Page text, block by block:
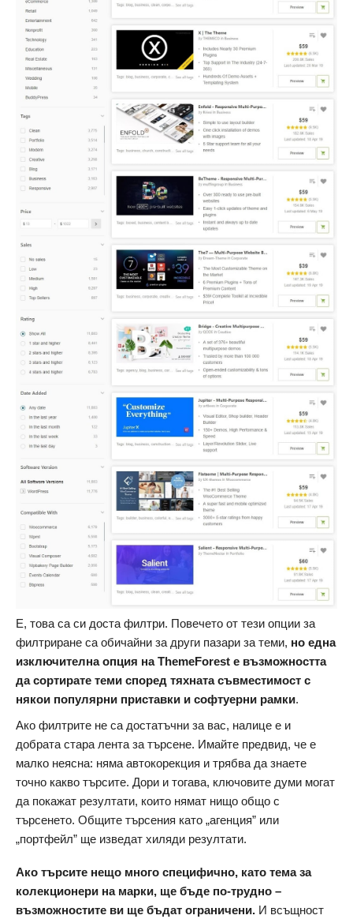
Е, това са си доста филтри. Повечето от тези опции за
филтриране са обичайни за други пазари за теми, но една
изключителна опция на ThemeForest е възможността
да сортирате теми според тяхната съвместимост с
някои популярни приставки и софтуерни рамки.
Ако филтрите не са достатъчни за вас, налице е и
добрата стара лента за търсене. Имайте предвид, че е
малко неясна: няма автокорекция и трябва да знаете
точно какво търсите. Дори и тогава, ключовите думи могат
да покажат резултати, които нямат нищо общо с
търсенето. Общите търсения като „агенция” или
„портфейл” ще изведат хиляди резултати.
Ако търсите нещо много специфично, като тема за
колекционери на марки, ще бъде по-трудно –
възможностите ви ще бъдат ограничени. И всъщност